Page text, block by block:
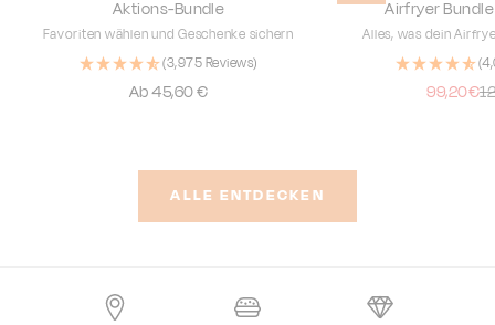
Aktions-Bundle
Favoriten wählen und Geschenke sichern
(3,975 Reviews)
Angebot
Ab 45,60 €
Airfryer
Alles, was dein
Angebot
99,20€
ALLE ENTDECKEN